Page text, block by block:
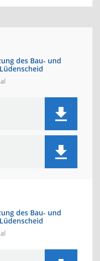
des Bau- und
des Bau- und